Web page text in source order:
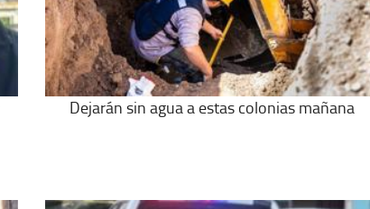
Dejarán sin agua a estas colonias mañana